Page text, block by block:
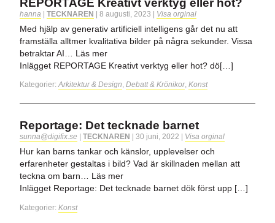
REPORTAGE Kreativt verktyg eller hot?
hanna | TECKNAREN | 8 augusti, 2023 | Visa orginal
Med hjälp av generativ artificiell intelligens går det nu att
framställa alltmer kvalitativa bilder på några sekunder. Vissa
betraktar AI… Läs mer
Inlägget REPORTAGE Kreativt verktyg eller hot? dö[…]
Kategorier: Arkitektur & Design, Debatt & Krönikor, Konst
Reportage: Det tecknade barnet
sunna@digifix.se TECKNAREN 30 juni, 2022 Visa orginal
Hur kan barns tankar och känslor, upplevelser och
erfarenheter gestaltas i bild? Vad är skillnaden mellan att
teckna om barn… Läs mer
Inlägget Reportage: Det tecknade barnet dök först upp […]
Kategorier: Konst